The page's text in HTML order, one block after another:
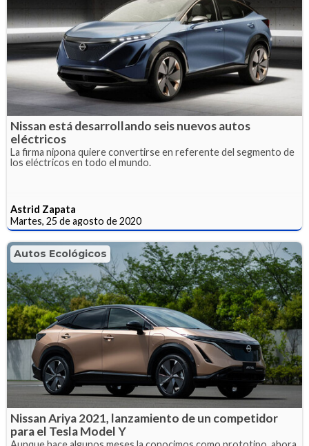
Nissan está desarrollando seis nuevos autos
eléctricos
La firma nipona quiere convertirse en referente del segmento de
los eléctricos en todo el mundo.
Astrid Zapata
Martes, 25 de agosto de 2020
Autos Ecológicos
Nissan Ariya 2021, lanzamiento de un competidor
para el Tesla Model Y